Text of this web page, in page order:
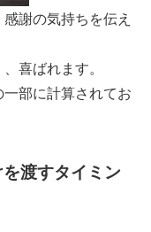
謝の気持ちを伝え
喜ばれます。
部に計算されてお
渡すタイミン